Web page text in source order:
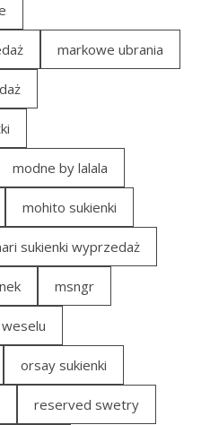
markowe ubrania
modne by lalala
mohito sukienki
sukienki wyprzedaż
msngr
orsay sukienki
reserved swetry